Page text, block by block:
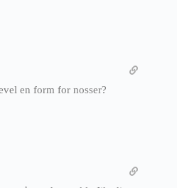
en form for nosser?